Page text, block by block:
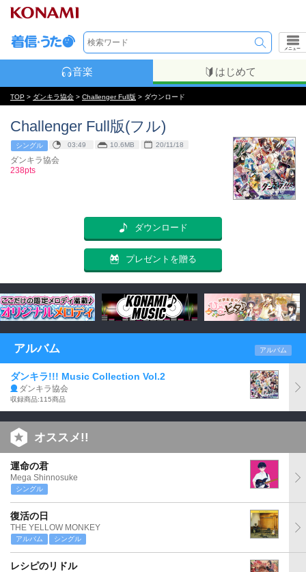
メニュー
音楽 はじめて
TOP > ダンキラ協会 > Challenger Full版 > ダウンロード
Challenger Full版(フル)
シングル 03:49 10.6MB 20/11/18
ダンキラ協会
238pts
ダウンロード
プレゼントを贈る
アルバム アルバム
ダンキラ!!! Music Collection Vol.2
ダンキラ協会
収録商品:115商品
オススメ!!
運命の君
Mega Shinnosuke
シングル
復活の日
THE YELLOW MONKEY
アルバム シングル
レシピのリドル